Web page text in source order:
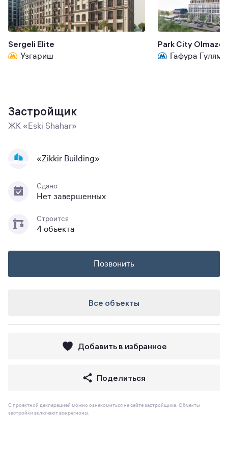
Sergeli Elite
Узгариш
Park City Olmazor
Гафура Гуляма
Застройщик
ЖК «Eski Shahar»
«Zikkir Building»
Сдано
Нет завершенных
Строится
4 объекта
Позвонить
Все объекты
Добавить в избранное
Поделиться
С проектной декларацией можно ознакомиться на сайте застройщика. Объекты
застройки включают все регионы.